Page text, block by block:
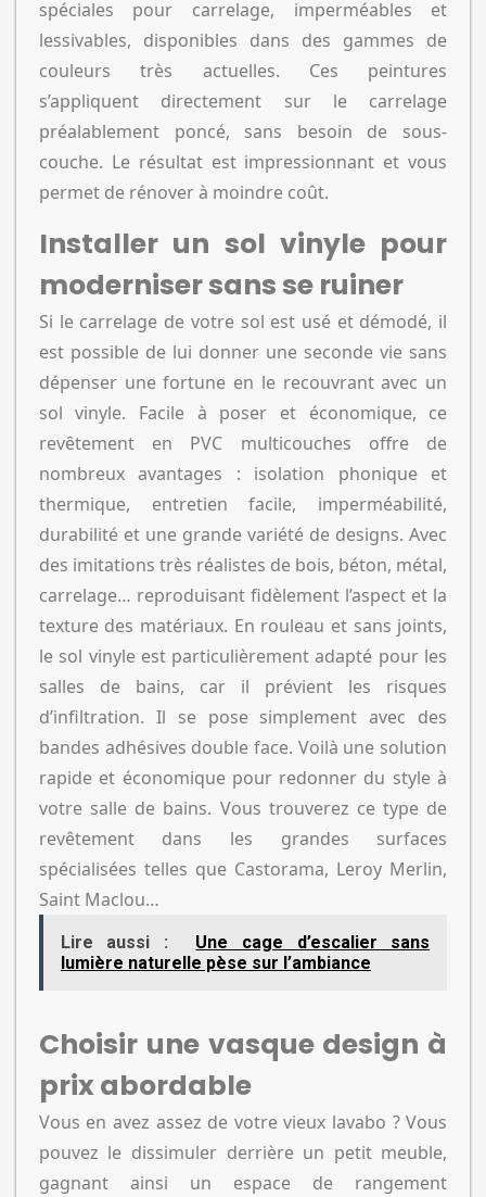
spéciales pour carrelage, imperméables et
lessivables, disponibles dans des gammes de
couleurs très actuelles. Ces peintures
s’appliquent directement sur le carrelage
préalablement poncé, sans besoin de sous-
couche. Le résultat est impressionnant et vous
permet de rénover à moindre coût.
Installer un sol vinyle pour
moderniser sans se ruiner
Si le carrelage de votre sol est usé et démodé, il
est possible de lui donner une seconde vie sans
dépenser une fortune en le recouvrant avec un
sol vinyle. Facile à poser et économique, ce
revêtement en PVC multicouches offre de
nombreux avantages : isolation phonique et
thermique, entretien facile, imperméabilité,
durabilité et une grande variété de designs. Avec
des imitations très réalistes de bois, béton, métal,
carrelage… reproduisant fidèlement l’aspect et la
texture des matériaux. En rouleau et sans joints,
le sol vinyle est particulièrement adapté pour les
salles de bains, car il prévient les risques
d’infiltration. Il se pose simplement avec des
bandes adhésives double face. Voilà une solution
rapide et économique pour redonner du style à
votre salle de bains. Vous trouverez ce type de
revêtement dans les grandes surfaces
spécialisées telles que Castorama, Leroy Merlin,
Saint Maclou…
Lire aussi :
Une cage d’escalier sans
lumière naturelle pèse sur l’ambiance
Choisir une vasque design à
prix abordable
Vous en avez assez de votre vieux lavabo ? Vous
pouvez le dissimuler derrière un petit meuble,
gagnant ainsi un espace de rangement